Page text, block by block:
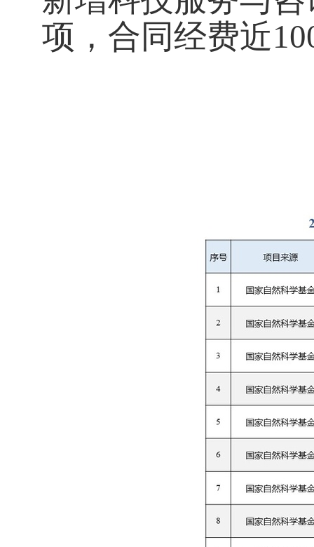
项，合同经费近